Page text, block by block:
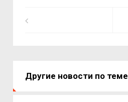
Другие новости по теме